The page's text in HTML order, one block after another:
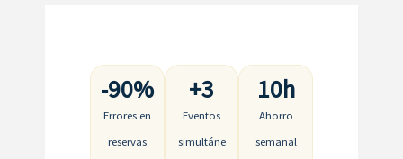
-90%
Errores en
reservas
+3
Eventos
simultáne
10h
Ahorro
semanal